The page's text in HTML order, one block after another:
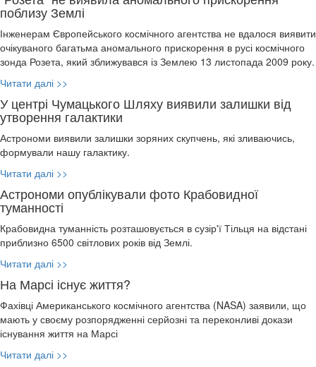
поблизу Землі
Інженерам Європейського космічного агентства не вдалося виявити
очікуваного багатьма аномального прискорення в русі космічного
зонда Розета, який зближувався із Землею 13 листопада 2009 року.
Читати далі >>
У центрі Чумацького Шляху виявили залишки від
утворення галактики
Астрономи виявили залишки зоряних скупчень, які зливаючись,
формували нашу галактику.
Читати далі >>
Астрономи опублікували фото Крабовидної
туманності
Крабовидна туманність розташовується в сузір'ї Тільця на відстані
приблизно 6500 світлових років від Землі.
Читати далі >>
На Марсі існує життя?
Фахівці Американського космічного агентства (NASA) заявили, що
мають у своєму розпорядженні серйозні та переконливі докази
існування життя на Марсі
Читати далі >>